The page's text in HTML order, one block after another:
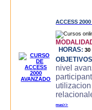
ACCESS
HORAS: 30
nivel
mas>>